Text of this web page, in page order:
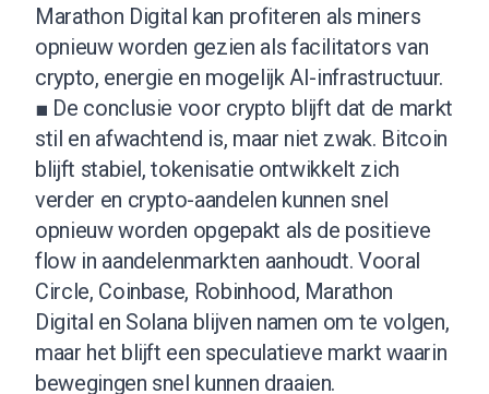
Marathon Digital kan profiteren als miners
opnieuw worden gezien als facilitators van
crypto, energie en mogelijk AI-infrastructuur.
■ De conclusie voor crypto blijft dat de markt
stil en afwachtend is, maar niet zwak. Bitcoin
blijft stabiel, tokenisatie ontwikkelt zich
verder en crypto-aandelen kunnen snel
opnieuw worden opgepakt als de positieve
flow in aandelenmarkten aanhoudt. Vooral
Circle, Coinbase, Robinhood, Marathon
Digital en Solana blijven namen om te volgen,
maar het blijft een speculatieve markt waarin
bewegingen snel kunnen draaien.